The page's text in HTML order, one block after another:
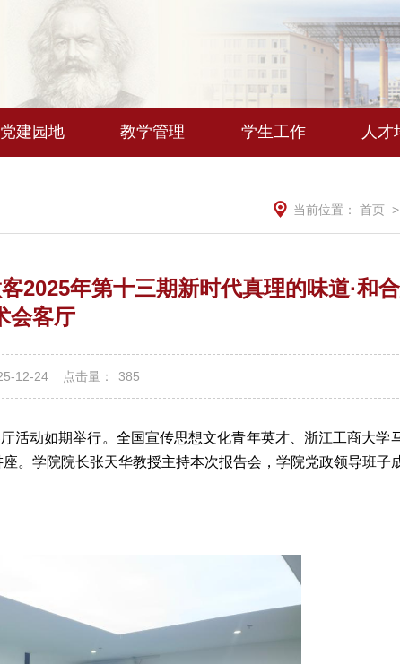
党建园地 教学管理 学生工作 人才
当前位置： 首页>
2025年第十三期新时代真理的味道·和
会客厅
12-24 点击量： 385
活动如期举行。全国宣传思想文化青年英才、浙江工商大学
。学院院长张天华教授主持本次报告会，学院党政领导班子